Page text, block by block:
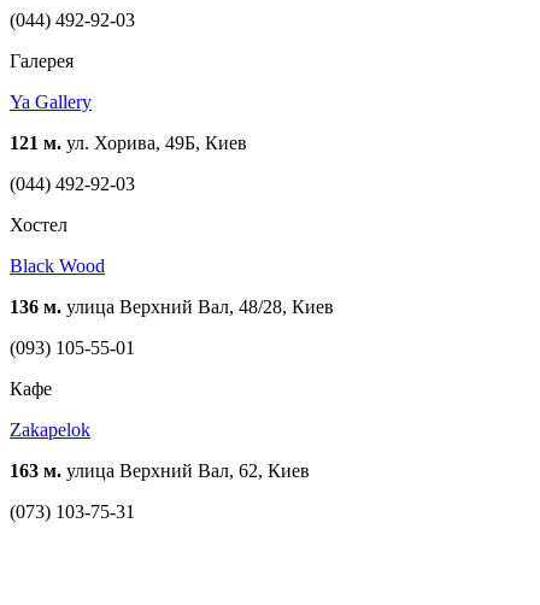
(044) 492-92-03
Галерея
Ya Gallery
121 м. ул. Хорива, 49Б, Киев
(044) 492-92-03
Хостел
Black Wood
136 м. улица Верхний Вал, 48/28, Киев
(093) 105-55-01
Кафе
Zakapelok
163 м. улица Верхний Вал, 62, Киев
(073) 103-75-31